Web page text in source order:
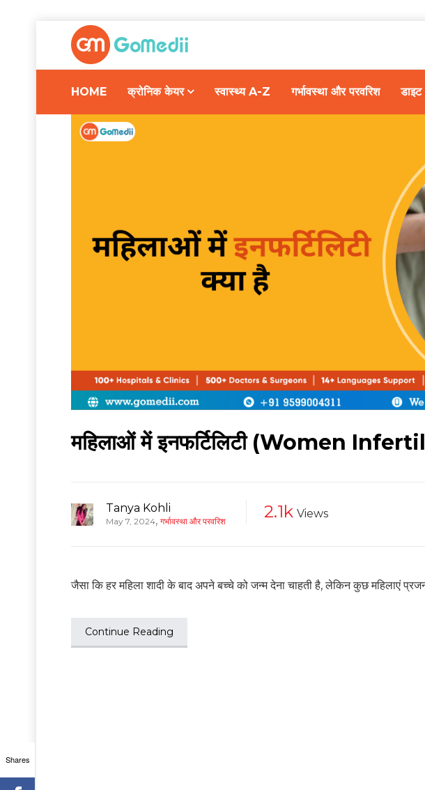
HOME क्रोनिक केयर स्वास्थ्य A-Z गर्भावस्था और परवरिश
महिलाओं में इनफर्टिलिटी (Women
Tanya Kohli
May 7, 2024, गर्भावस्था और परवरिश 2.1k Views
जैसा कि हर महिला शादी के बाद अपने बच्चे को जन्म देना चाहती है, लेकिन कुछ महिलाएं
Continue Reading
Shares